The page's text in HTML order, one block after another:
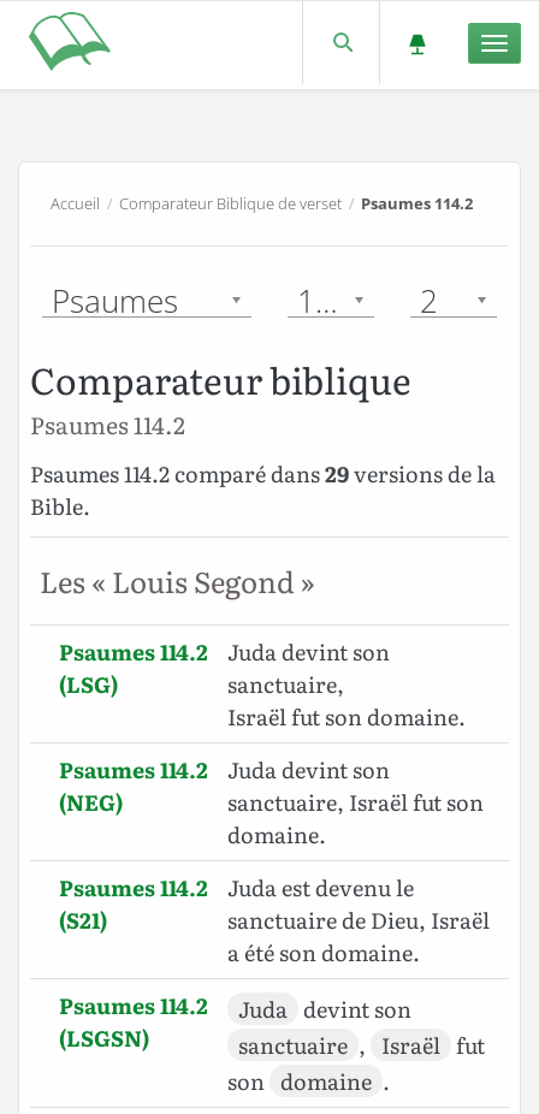
Accueil / Comparateur Biblique de verset/ Psaumes 114.2
Psaumes 114 2
Comparateur biblique
Psaumes 114.2
Psaumes 114.2 comparé dans29versions de la
Bible.
Les « Louis Segond »
Psaumes 114.2
(LSG)
Juda devint son
sanctuaire,
Israël fut son domaine.
Psaumes 114.2
(NEG)
Juda devint son
sanctuaire, Israël fut son
domaine.
Psaumes 114.2
(S21)
Juda est devenu le
sanctuaire de Dieu, Israël
a été son domaine.
Psaumes 114.2
(LSGSN)
Juda devint son
sanctuaire , Israël fut
son domaine .